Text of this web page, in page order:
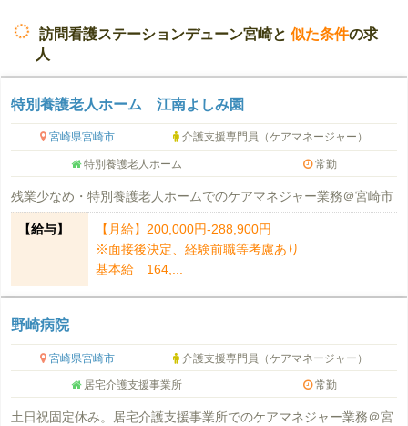
訪問看護ステーションデューン宮崎と 似た条件の求
人
特別養護老人ホーム 江南よしみ園
宮崎県宮崎市 介護支援専門員（ケアマネージャー）
特別養護老人ホーム 常勤
残業少なめ・特別養護老人ホームでのケアマネジャー業務＠宮崎市
【給与】
【月給】200,000円-288,900円
※面接後決定、経験前職等考慮あり
基本給 164,...
野崎病院
宮崎県宮崎市 介護支援専門員（ケアマネージャー）
居宅介護支援事業所 常勤
土日祝固定休み。居宅介護支援事業所でのケアマネジャー業務＠宮